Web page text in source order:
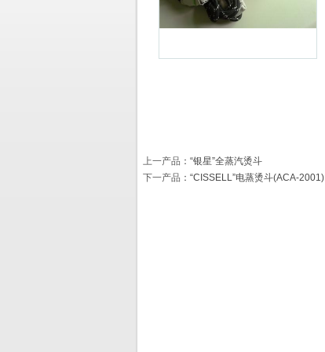
上一产品 ： “银星”全蒸汽烫斗
下一产品 ： “CISSELL”电蒸烫斗(ACA-2001)